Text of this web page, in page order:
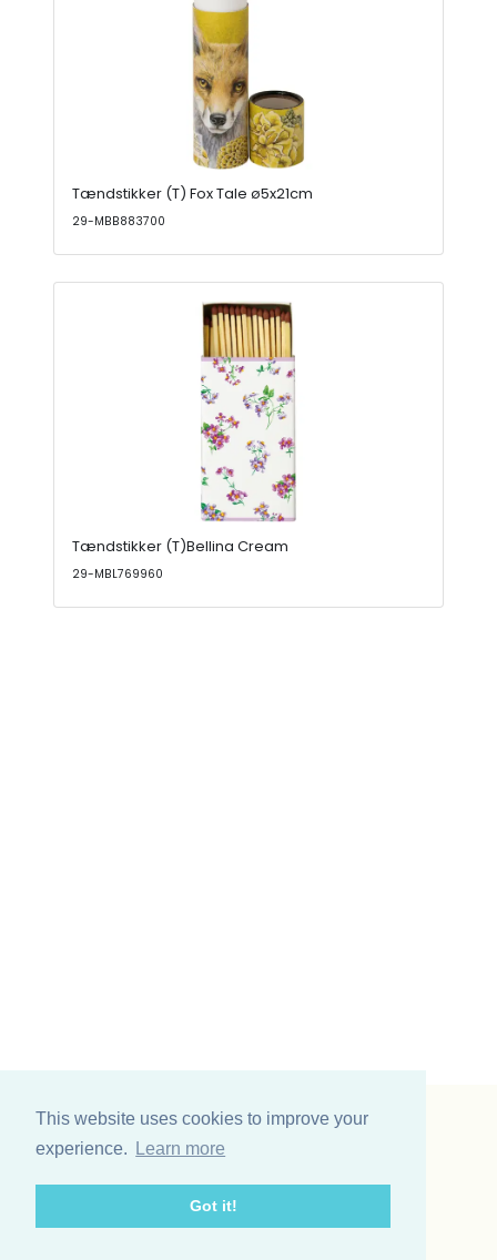
This website uses cookies to improve your
experience.
Learn more
Got it!
Tændstikker (T) Fox Tale ø5x21cm
29-MBB883700
Tændstikker (T)Bellina Cream
29-MBL769960
Vinding et co A/S
Telefon: +45 75 31 02 11